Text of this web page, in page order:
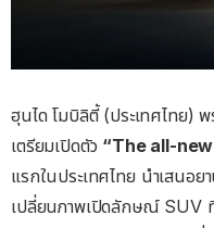
ฮุนได โมบิลิตี้ (ประเทศไทย)
เตรียมเปิดตัว “The all-new
แรกในประเทศไทย นำเสนอ
เปลี่ยนภาพเปิดลักษณ์ SUV